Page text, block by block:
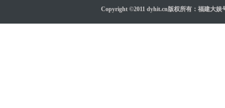
Copyright ©2011 dyhit.cn版权所有：福建大娱